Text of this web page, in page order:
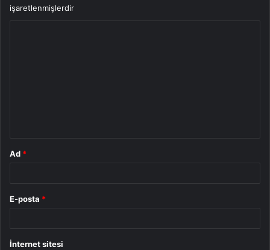
işaretlenmişlerdir
Ad *
E-posta *
İnternet sitesi